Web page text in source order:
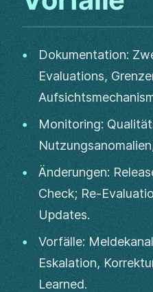
Dokumentation:
Evaluations,
Monitoring:
Änderungen:
Check; Re-
Updates.
Vorfälle:
Eskalation,
Learned.